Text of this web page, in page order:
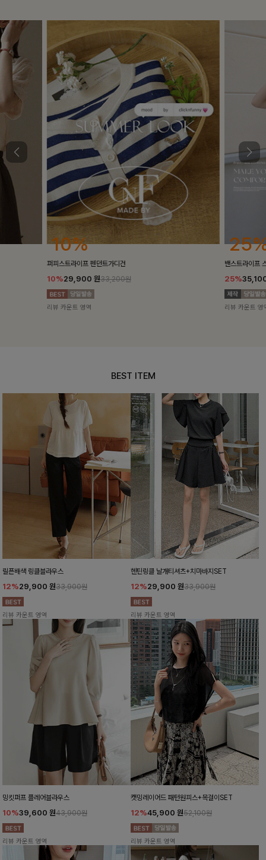
25%
밴스트라이프 스트링원피스
25%35,100 원46,800원
리뷰 카운트 영역
10%
[5천장돌파/
10%
리뷰 카운트 영
BEST ITEM
릴픈배색 링클블라우스
12%29,900 원33,900원
리뷰 카운트 영역
헨틴링클 날개티셔츠+치마바지SET
12%29,900 원33,900원
리뷰 카운트 영역
밍킷퍼프 플레어블라우스
10%39,600 원43,900원
리뷰 카운트 영역
캣밍레이어드 패턴원피스+목걸이SET
12%45,900 원52,100원
리뷰 카운트 영역